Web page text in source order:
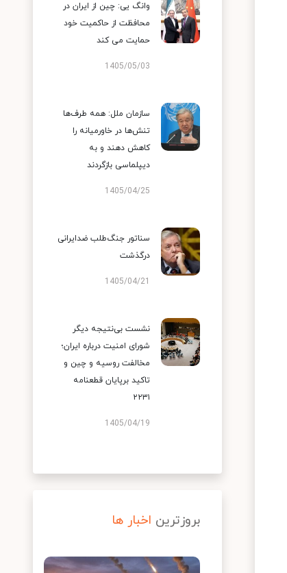
وانگ یی: چین از ایران در
محافظت از حاکمیت خود
حمایت می کند
1405/05/03
سازمان ملل: همه طرف‌ها
تنش‌ها در خاورمیانه را
کاهش دهند و به
دیپلماسی بازگردند
1405/04/25
سناتور جنگ‌طلب ضدایرانی
درگذشت
1405/04/21
نشست بی‌نتیجه دیگر
شورای امنیت درباره ایران؛
مخالفت روسیه و چین و
تاکید برپایان قطعنامه
۲۲۳۱
1405/04/19
بروزترین اخبار ها